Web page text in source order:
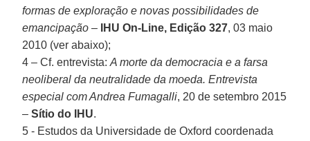
formas de exploração e novas possibilidades de
emancipação – IHU On-Line, Edição 327, 03 maio
2010 (ver abaixo);
4 – Cf. entrevista:A morte da democracia e a farsa
neoliberal da neutralidade da moeda. Entrevista
especial com Andrea Fumagalli, 20 de setembro 2015
–Sítio do IHU.
5 - Estudos da Universidade de Oxford coordenada